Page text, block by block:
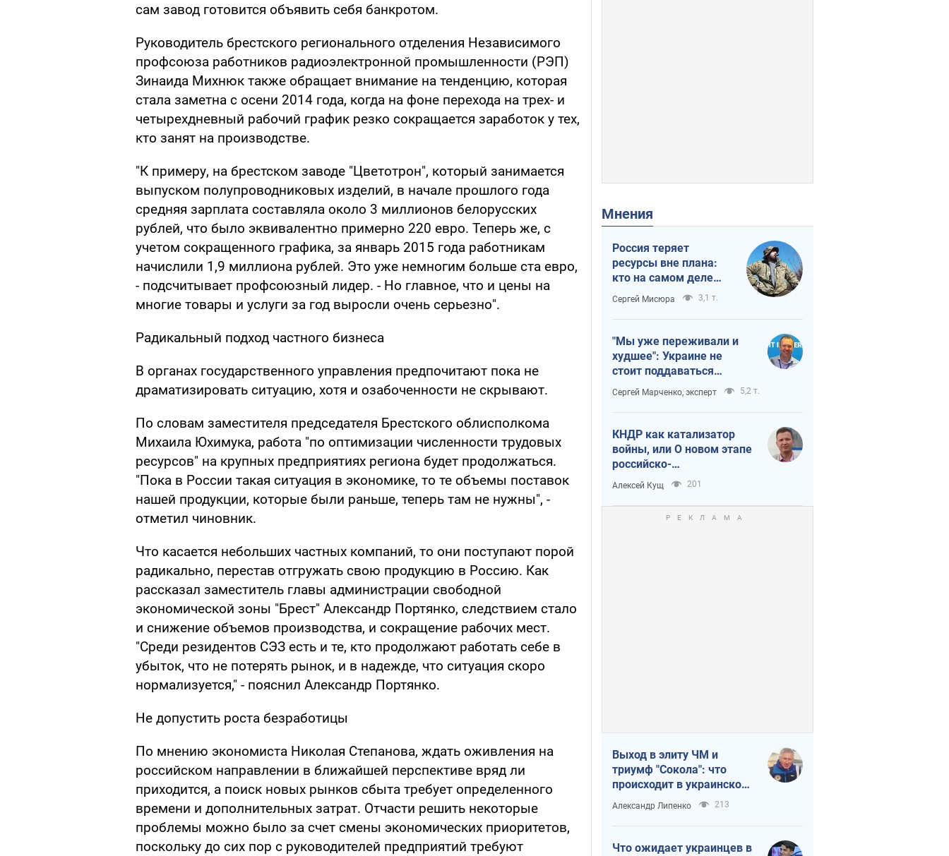
сам завод готовится объявить себя банкротом.
Руководитель брестского регионального отделения Независимого
профсоюза работников радиоэлектронной промышленности (РЭП)
Зинаида Михнюк также обращает внимание на тенденцию, которая
стала заметна с осени 2014 года, когда на фоне перехода на трех- и
четырехдневный рабочий график резко сокращается заработок у тех,
кто занят на производстве.
"К примеру, на брестском заводе "Цветотрон", который занимается
выпуском полупроводниковых изделий, в начале прошлого года
средняя зарплата составляла около 3 миллионов белорусских
рублей, что было эквивалентно примерно 220 евро. Теперь же, с
учетом сокращенного графика, за январь 2015 года работникам
начислили 1,9 миллиона рублей. Это уже немногим больше ста евро,
- подсчитывает профсоюзный лидер. - Но главное, что и цены на
многие товары и услуги за год выросли очень серьезно".
Радикальный подход частного бизнеса
В органах государственного управления предпочитают пока не
драматизировать ситуацию, хотя и озабоченности не скрывают.
По словам заместителя председателя Брестского облисполкома
Михаила Юхимука, работа "по оптимизации численности трудовых
ресурсов" на крупных предприятиях региона будет продолжаться.
"Пока в России такая ситуация в экономике, то те объемы поставок
нашей продукции, которые были раньше, теперь там не нужны", -
отметил чиновник.
Что касается небольших частных компаний, то они поступают порой
радикально, перестав отгружать свою продукцию в Россию. Как
рассказал заместитель главы администрации свободной
экономической зоны "Брест" Александр Портянко, следствием стало
и снижение объемов производства, и сокращение рабочих мест.
"Среди резидентов СЭЗ есть и те, кто продолжают работать себе в
убыток, что не потерять рынок, и в надежде, что ситуация скоро
нормализуется," - пояснил Александр Портянко.
Не допустить роста безработицы
По мнению экономиста Николая Степанова, ждать оживления на
российском направлении в ближайшей перспективе вряд ли
приходится, а поиск новых рынков сбыта требует определенного
времени и дополнительных затрат. Отчасти решить некоторые
проблемы можно было за счет смены экономических приоритетов,
поскольку до сих пор с руководителей предприятий требуют
Мнения
Россия теряет
ресурсы вне плана:
кто на самом деле
диктует темп войны
Сергей Мисюра 3,1 т.
"Мы уже переживали и
худшее": Украине не
стоит поддаваться
отчаянию из-за
ракетного террора
Сергей Марченко, эксперт 5,2 т.
КНДР как катализатор
войны, или О новом этапе
российско-
северокорейского союза
Алексей Кущ 201
Выход в элиту ЧМ и
триумф "Сокола": что
происходит в украинском
хоккее
Александр Липенко 213
Что ожидает украинцев в